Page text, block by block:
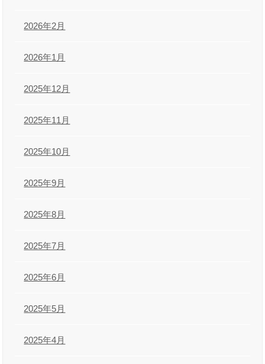
2026年2月
2026年1月
2025年12月
2025年11月
2025年10月
2025年9月
2025年8月
2025年7月
2025年6月
2025年5月
2025年4月